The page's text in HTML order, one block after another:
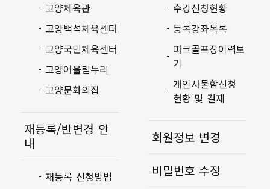
고양체육관
고양백석체육센터
고양국민체육센터
고양어울림누리
고양문화의집
재등록/반변경 안
내
재등록 신청방법
수강신청현황
등록강좌목록
파크골프장이력보
기
개인사물함신청
현황 및 결제
회원정보 변경
비밀번호 수정